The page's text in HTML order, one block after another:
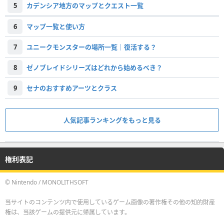
5 カデンシア地方のマップとクエスト一覧
6 マップ一覧と使い方
7 ユニークモンスターの場所一覧｜復活する？
8 ゼノブレイドシリーズはどれから始めるべき？
9 セナのおすすめアーツとクラス
人気記事ランキングをもっと見る
権利表記
© Nintendo / MONOLITHSOFT
当サイトのコンテンツ内で使用しているゲーム画像の著作権その他の知的財産
権は、当該ゲームの提供元に帰属しています。